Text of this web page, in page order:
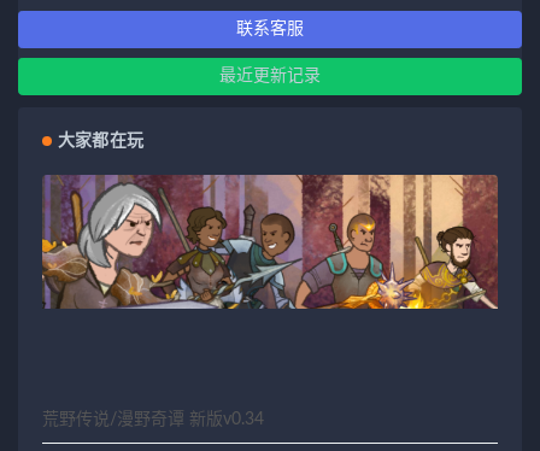
联系客服
最近更新记录
大家都在玩
荒野传说/漫野奇谭 新版v0.34